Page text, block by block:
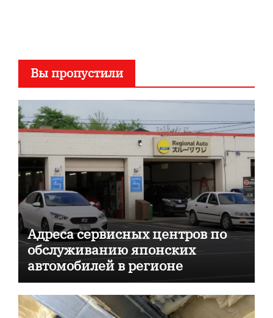
Вы пропустили
Адреса сервисных центров по
обслуживанию японских
автомобилей в регионе